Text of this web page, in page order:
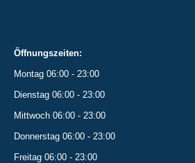
Öffnungszeiten:
Montag 06:00 - 23:00
Dienstag 06:00 - 23:00
Mittwoch 06:00 - 23:00
Donnerstag 06:00 - 23:00
Freitag 06:00 - 23:00